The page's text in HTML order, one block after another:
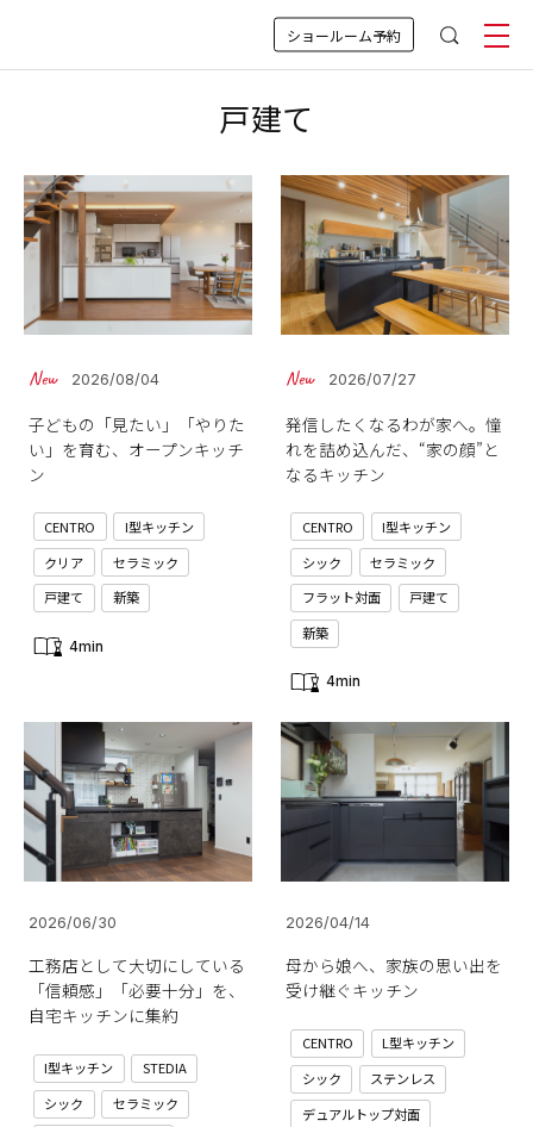
ショールーム予約
戸建て
2026/08/04
子どもの「見たい」「やりた
い」を育む、オープンキッチ
ン
CENTRO
I型キッチン
クリア
セラミック
戸建て
新築
4min
2026/07/27
発信したくなるわが家へ。憧
れを詰め込んだ、“家の顔”と
なるキッチン
CENTRO
I型キッチン
シック
セラミック
フラット対面
戸建て
新築
4min
2026/06/30
工務店として大切にしている
「信頼感」「必要十分」を、
自宅キッチンに集約
I型キッチン
STEDIA
シック
セラミック
2026/04/14
母から娘へ、家族の思い出を
受け継ぐキッチン
CENTRO
L型キッチン
シック
ステンレス
デュアルトップ対面